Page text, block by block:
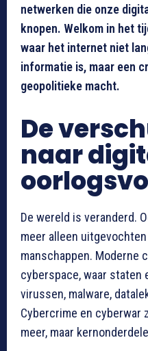
netwerken die onze
knopen. Welkom in het
waar het internet niet
informatie is, maar een
geopolitieke macht.
De
naar
De wereld is veranderd.
meer alleen
manschappen. Moderne
cyberspace, waar staten
virussen, malware,
Cybercrime en cyberwar
meer, maar